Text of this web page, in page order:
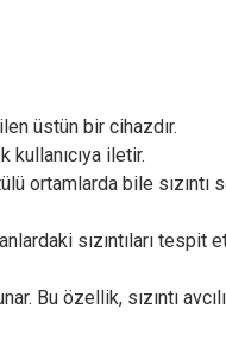
üstün bir cihazdır.
iletir.
ortamlarda bile
sızıntıları tespit
Bu özellik, sızıntı